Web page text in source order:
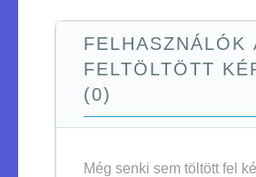
FELHASZNÁLÓK
FELTÖLTÖTT
(0)
Még senki sem töltött fel